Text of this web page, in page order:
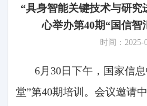
“具身智能关键技术与研
心举办第40期“国信智
时间：2025-
6月30日下午，国家信
堂”第40期培训。会议邀请